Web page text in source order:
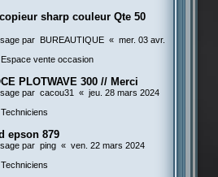
sharp couleur Qte 50
par BUREAUTIQUE « mer. 03 avr.
Espace vente occasion
PLOTWAVE 300 // Merci
par cacou31 « jeu. 28 mars 2024
Techniciens
epson 879
par ping « ven. 22 mars 2024
Techniciens